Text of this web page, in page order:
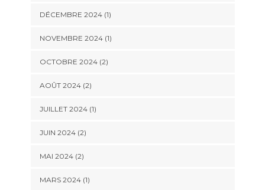
DÉCEMBRE 2024(1)
NOVEMBRE 2024(1)
OCTOBRE 2024(2)
AOÛT 2024(2)
JUILLET 2024(1)
JUIN 2024(2)
MAI 2024(2)
MARS 2024(1)